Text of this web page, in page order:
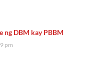
ng DBM kay PBBM
pm